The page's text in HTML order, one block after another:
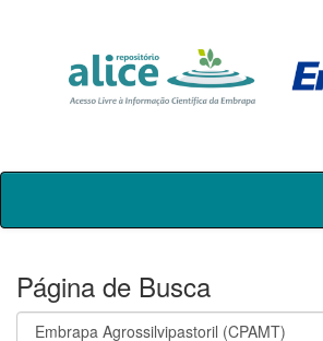
Skip
Página de Busca